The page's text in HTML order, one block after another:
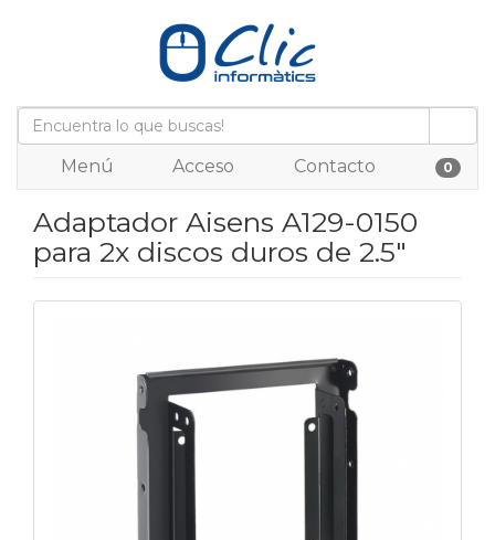
Menú Acceso Contacto 0
Adaptador Aisens A129-0150
para 2x discos duros de 2.5"